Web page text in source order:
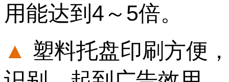
用能达到4～5倍。
▲ 塑料托盘印刷方便